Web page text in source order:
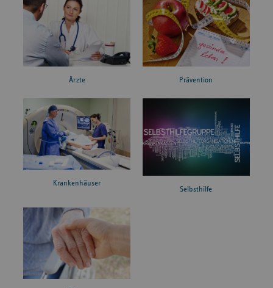
Ärzte Prävention
Krankenhäuser
Selbsthilfe